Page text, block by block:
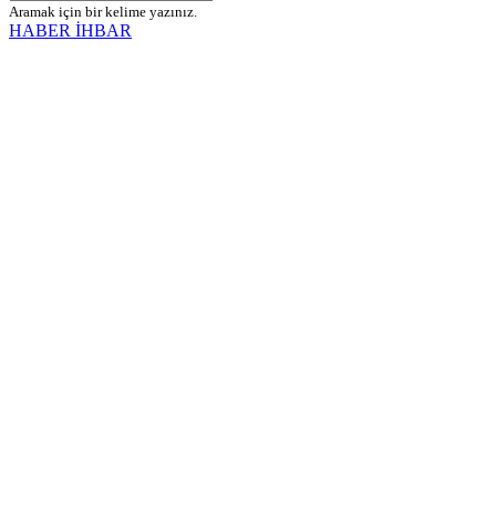
Aramak için bir kelime yazınız.
HABER İHBAR